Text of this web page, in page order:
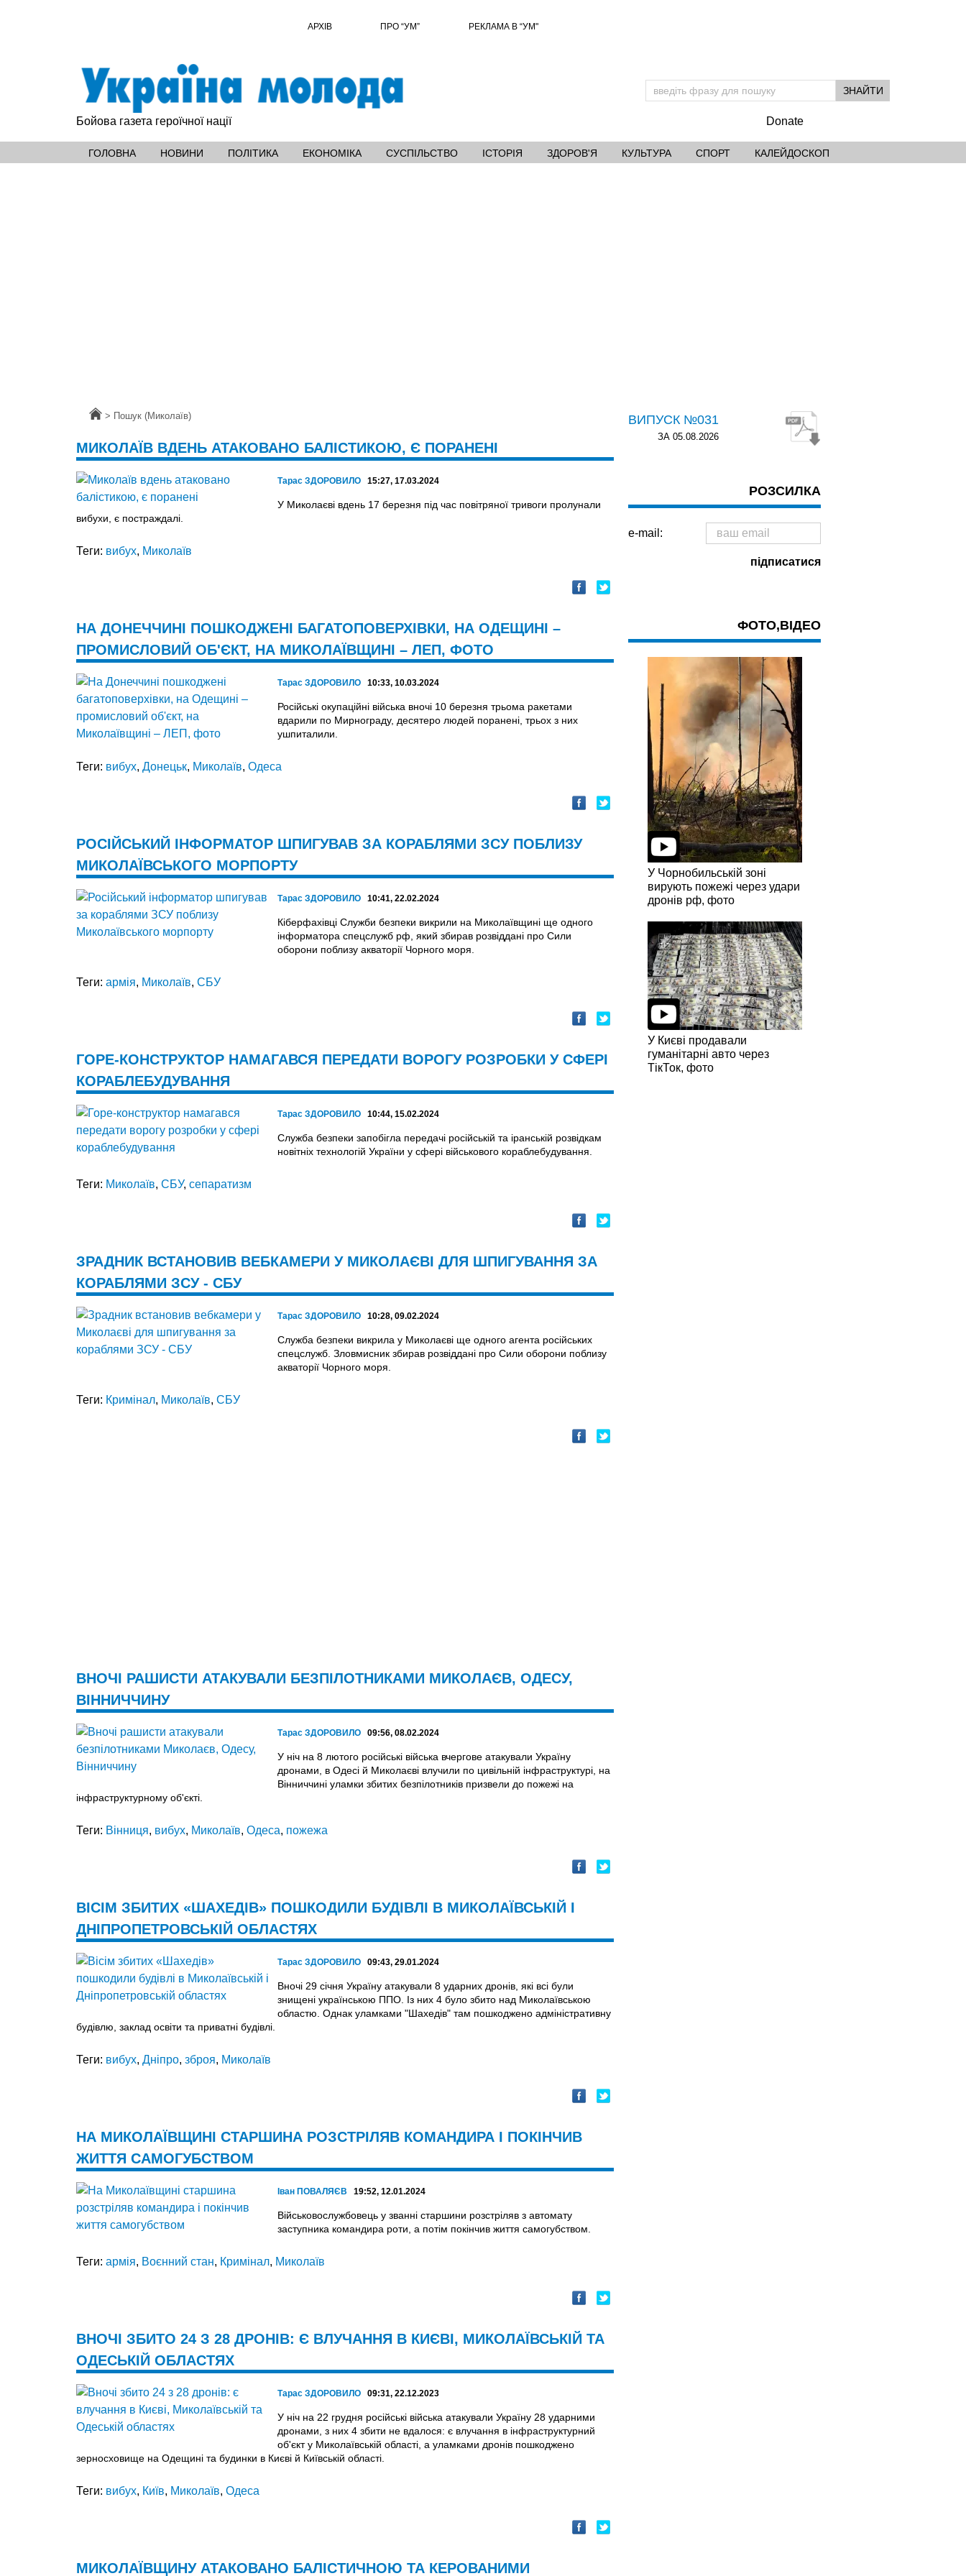
АРХІВ ПРО “УМ” РЕКЛАМА В “УМ"
Бойова газета героїчної нації Donate
ГОЛОВНА НОВИНИ ПОЛІТИКА ЕКОНОМІКА СУСПІЛЬСТВО ІСТОРІЯ ЗДОРОВ'Я КУЛЬТУРА СПОРТ КАЛЕЙДОСКОП
Головна
> Пошук (Миколаїв)
МИКОЛАЇВ ВДЕНЬ АТАКОВАНО БАЛІСТИКОЮ, Є ПОРАНЕНІ
Тарас ЗДОРОВИЛО 15:27, 17.03.2024
У Миколаєві вдень 17 березня під час повітряної тривоги пролунали
вибухи, є постраждалі.
Теги: вибух, Миколаїв
НА ДОНЕЧЧИНІ ПОШКОДЖЕНІ БАГАТОПОВЕРХІВКИ, НА ОДЕЩИНІ –
ПРОМИСЛОВИЙ ОБ'ЄКТ, НА МИКОЛАЇВЩИНІ – ЛЕП, ФОТО
Тарас ЗДОРОВИЛО 10:33, 10.03.2024
Російські окупаційні війська вночі 10 березня трьома ракетами
вдарили по Мирнограду, десятеро людей поранені, трьох з них
ушпиталили.
Теги: вибух, Донецьк, Миколаїв, Одеса
РОСІЙСЬКИЙ ІНФОРМАТОР ШПИГУВАВ ЗА КОРАБЛЯМИ ЗСУ ПОБЛИЗУ
МИКОЛАЇВСЬКОГО МОРПОРТУ
Тарас ЗДОРОВИЛО 10:41, 22.02.2024
Кіберфахівці Служби безпеки викрили на Миколаївщині ще одного
інформатора спецслужб рф, який збирав розвіддані про Сили
оборони поблизу акваторії Чорного моря.
Теги: армія, Миколаїв, СБУ
ГОРЕ-КОНСТРУКТОР НАМАГАВСЯ ПЕРЕДАТИ ВОРОГУ РОЗРОБКИ У СФЕРІ
КОРАБЛЕБУДУВАННЯ
Тарас ЗДОРОВИЛО 10:44, 15.02.2024
​​Служба безпеки запобігла передачі російській та іранській розвідкам
новітніх технологій України у сфері військового кораблебудування.
Теги: Миколаїв, СБУ, сепаратизм
ЗРАДНИК ВСТАНОВИВ ВЕБКАМЕРИ У МИКОЛАЄВІ ДЛЯ ШПИГУВАННЯ ЗА
КОРАБЛЯМИ ЗСУ - СБУ
Тарас ЗДОРОВИЛО 10:28, 09.02.2024
Служба безпеки викрила у Миколаєві ще одного агента російських
спецслужб. Зловмисник збирав розвіддані про Сили оборони поблизу
акваторії Чорного моря.
Теги: Кримінал, Миколаїв, СБУ
ВНОЧІ РАШИСТИ АТАКУВАЛИ БЕЗПІЛОТНИКАМИ МИКОЛАЄВ, ОДЕСУ,
ВІННИЧЧИНУ
Тарас ЗДОРОВИЛО 09:56, 08.02.2024
У ніч на 8 лютого російські війська вчергове атакували Україну
дронами, в Одесі й Миколаєві влучили по цивільній інфраструктурі, на
Вінниччині уламки збитих безпілотників призвели до пожежі на
інфраструктурному об'єкті.
Теги: Вінниця, вибух, Миколаїв, Одеса, пожежа
ВІСІМ ЗБИТИХ «ШАХЕДІВ» ПОШКОДИЛИ БУДІВЛІ В МИКОЛАЇВСЬКІЙ І
ДНІПРОПЕТРОВСЬКІЙ ОБЛАСТЯХ
Тарас ЗДОРОВИЛО 09:43, 29.01.2024
Вночі 29 січня Україну атакували 8 ударних дронів, які всі були
знищені українською ППО. Із них 4 було збито над Миколаївською
областю. Однак уламками "Шахедів" там пошкоджено адміністративну
будівлю, заклад освіти та приватні будівлі.
Теги: вибух, Дніпро, зброя, Миколаїв
НА МИКОЛАЇВЩИНІ СТАРШИНА РОЗСТРІЛЯВ КОМАНДИРА І ПОКІНЧИВ
ЖИТТЯ САМОГУБСТВОМ
Іван ПОВАЛЯЄВ 19:52, 12.01.2024
Військовослужбовець у званні старшини розстріляв з автомату
заступника командира роти, а потім покінчив життя самогубством.
Теги: армія, Воєнний стан, Кримінал, Миколаїв
ВНОЧІ ЗБИТО 24 З 28 ДРОНІВ: Є ВЛУЧАННЯ В КИЄВІ, МИКОЛАЇВСЬКІЙ ТА
ОДЕСЬКІЙ ОБЛАСТЯХ
Тарас ЗДОРОВИЛО 09:31, 22.12.2023
У ніч на 22 грудня російські війська атакували Україну 28 ударними
дронами, з них 4 збити не вдалося: є влучання в інфраструктурний
об'єкт у Миколаївській області, а уламками дронів пошкоджено
зерносховище на Одещині та будинки в Києві й Київській області.
Теги: вибух, Київ, Миколаїв, Одеса
МИКОЛАЇВЩИНУ АТАКОВАНО БАЛІСТИЧНОЮ ТА КЕРОВАНИМИ
ВИПУСК №031
ЗА 05.08.2026
РОЗСИЛКА
e-mail:
ФОТО,ВІДЕО
У Чорнобильській зоні
вирують пожежі через удари
дронів рф, фото
У Києві продавали
гуманітарні авто через
ТікТок, фото